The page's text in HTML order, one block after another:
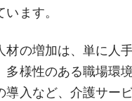
います。
材の増加は、単に人
多様性のある職場環
導入など、介護サー